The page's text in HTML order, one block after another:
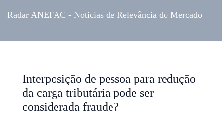
Radar ANEFAC - Noticias de Relevância do Mercado
Interposição de pessoa para redução
da carga tributária pode ser
considerada fraude?